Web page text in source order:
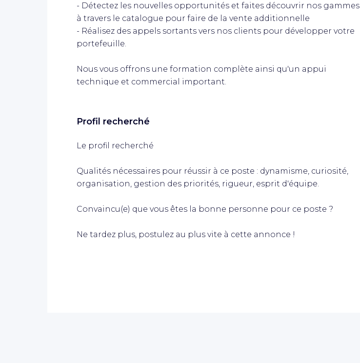
- Détectez les nouvelles opportunités et faites découvrir nos gammes
à travers le catalogue pour faire de la vente additionnelle
- Réalisez des appels sortants vers nos clients pour développer votre
portefeuille.
Nous vous offrons une formation complète ainsi qu'un appui
technique et commercial important.
Profil recherché
Le profil recherché
Qualités nécessaires pour réussir à ce poste : dynamisme, curiosité,
organisation, gestion des priorités, rigueur, esprit d'équipe.
Convaincu(e) que vous êtes la bonne personne pour ce poste ?
Ne tardez plus, postulez au plus vite à cette annonce !